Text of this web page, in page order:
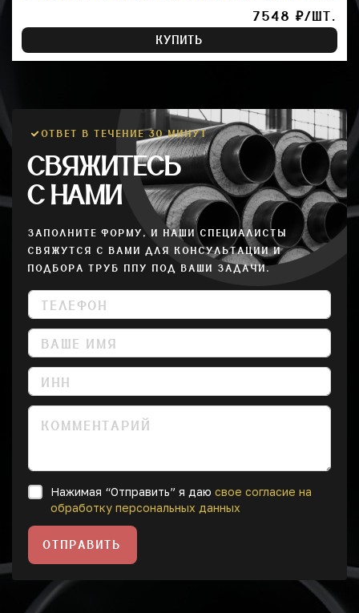
7548 ₽/ШТ.
КУПИТЬ
ОТВЕТ В ТЕЧЕНИЕ 30 МИНУТ
СВЯЖИТЕСЬ
С НАМИ
ЗАПОЛНИТЕ ФОРМУ, И НАШИ СПЕЦИАЛИСТЫ
СВЯЖУТСЯ С ВАМИ ДЛЯ КОНСУЛЬТАЦИИ И
ПОДБОРА ТРУБ ППУ ПОД ВАШИ ЗАДАЧИ.
Нажимая “Отправить” я даю свое согласие на
обработку персональных данных
ОТПРАВИТЬ